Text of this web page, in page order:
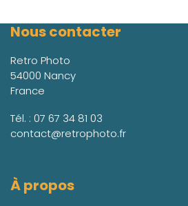
Nous contacter
Retro Photo
54000 Nancy
France
Tél. : 07 67 34 81 03
contact@retrophoto.fr
À propos